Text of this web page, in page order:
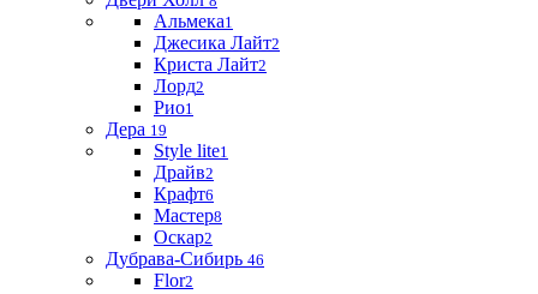
Альмека1
Джесика Лайт2
Криста Лайт2
Лорд2
Рио1
Дера 19
Style lite1
Драйв2
Крафт6
Мастер8
Оскар2
Дубрава-Сибирь 46
Flor2